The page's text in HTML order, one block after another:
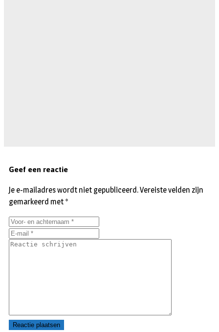
Geef een reactie
Je e-mailadres wordt niet gepubliceerd.Vereiste velden zijn
gemarkeerd met *